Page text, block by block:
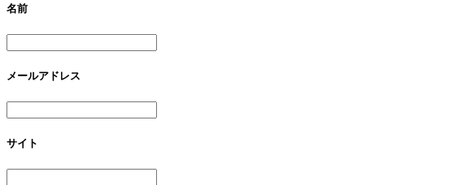
名前
メールアドレス
サイト